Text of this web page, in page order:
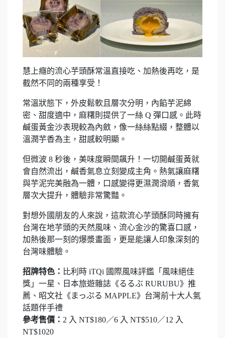
慧上癮的流心芋頭酥常溫直接吃、加熱後再吃，是
截然不同的兩種享受！
常溫狀態下，外皮鬆軟且層次分明，內餡芋泥綿
密、甜度適中，麻糬則提供了一絲 Q 彈口感。此時
鹹蛋黃金沙表現較為內斂，像一絲絲點綴，整體以
溫潤芋香為主，甜感較明顯。
但微波 8 秒後，美味度瞬間飆升！一切開鹹蛋黃就
會自然流出，鹹香氣息立刻變成主角。熱氣讓麻糬
與芋泥完美融為一體，口感變得更濕潤滑順，香氣
層次大提升，體驗非常驚豔。
對想外國朋友的人來說，這款流心芋頭酥同時擁有
台灣在地芋頭的天然風味、流心金沙的驚喜口感，
加熱後那一刻的爆漿畫面，更是能讓人印象深刻的
台灣味體驗。
招牌特色： 比利時 iTQi 國際風味評鑑「風味絕佳
獎」一星、日本旅遊雜誌《るるぶ RURUBU》推
薦、昭文社《まっぷる MAPPLE》台灣前十大人氣
話題伴手禮
參考售價： 2 入 NT$180／6 入 NT$510／12 入
NT$1020